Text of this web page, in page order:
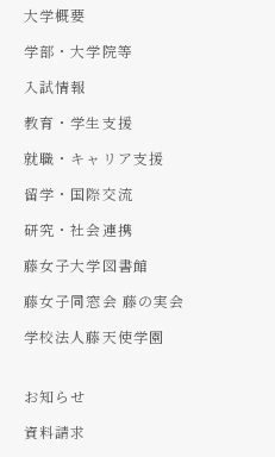
大学概要
学部・大学院等
入試情報
教育・学生支援
就職・キャリア支援
留学・国際交流
研究・社会連携
藤女子大学図書館
藤女子同窓会 藤の実会
学校法人藤天使学園
お知らせ
資料請求